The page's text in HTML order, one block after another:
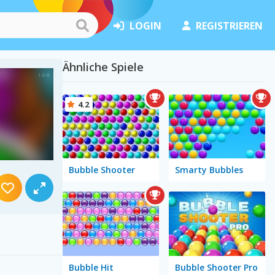
LOGIN REGISTRIEREN
Ähnliche Spiele
Bubble Shooter
4.2
Smarty Bubbles
Bubble Hit Bubble Shooter Pro